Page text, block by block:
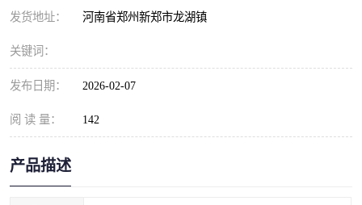
发货地址： 河南省郑州新郑市龙湖镇
关键词：
发布日期： 2026-02-07
阅 读 量： 142
产品描述